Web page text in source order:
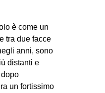
è come un
tra due facce
anni, sono
distanti e
un fortissimo